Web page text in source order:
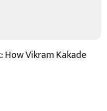
How Vikram Kakade